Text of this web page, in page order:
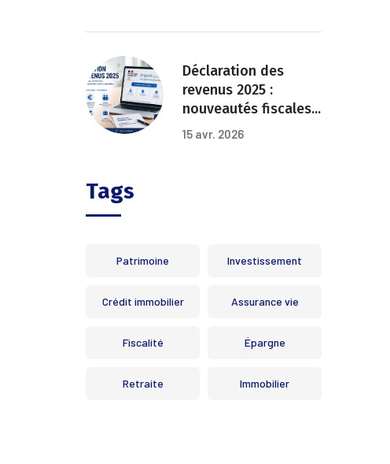
Déclaration des
revenus 2025 :
nouveautés fiscales...
15 avr. 2026
Tags
Patrimoine Investissement
Crédit immobilier Assurance vie
Fiscalité Épargne
Retraite Immobilier